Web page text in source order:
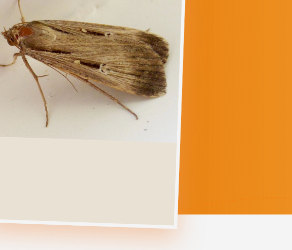
uil
TATHORHYNCHUS
EXSICCATA
Ga direct naar
Verspreiding
Levenscyclus
Herkenning